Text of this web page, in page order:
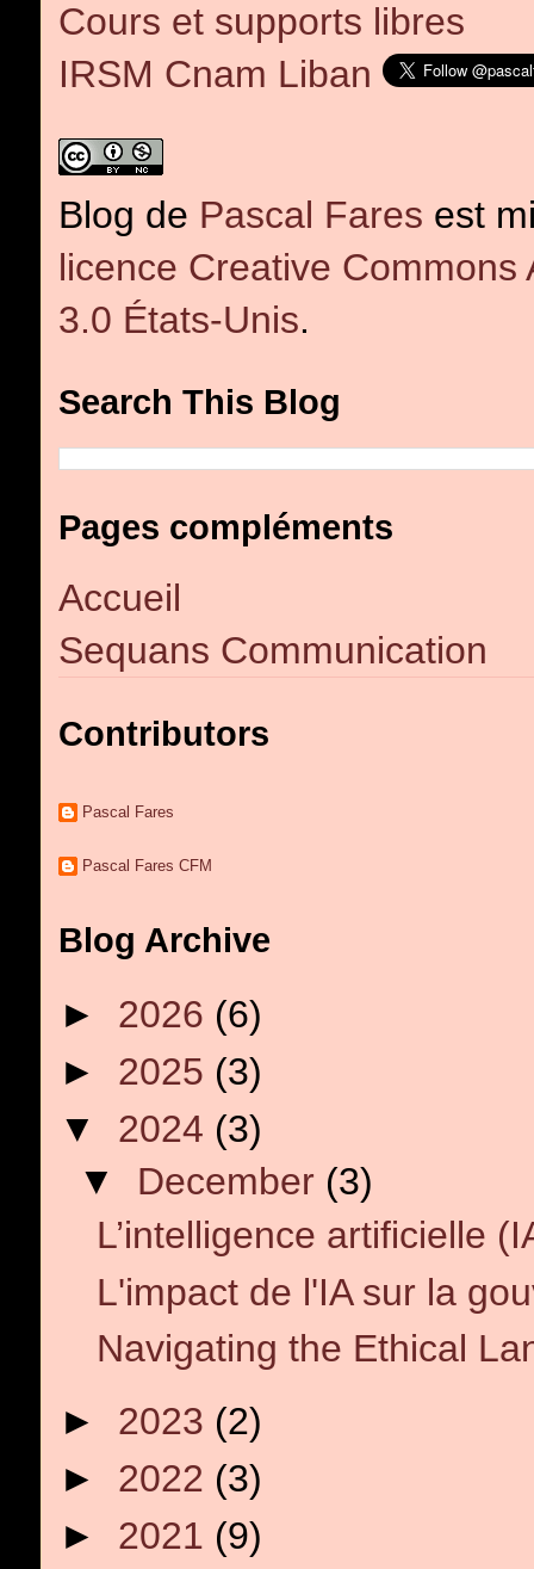
Cours et supports libres
IRSM Cnam Liban
Blog de Pascal Fares est
licence Creative Commons
3.0 États-Unis.
Search This Blog
Pages compléments
Accueil
Sequans Communication
Contributors
Pascal Fares
Pascal Fares CFM
Blog Archive
► 2026 (6)
► 2025 (3)
▼ 2024 (3)
▼ December (3)
L’intelligence artificielle
L'impact de l'IA sur la
Navigating the Ethical
► 2023 (2)
► 2022 (3)
► 2021 (9)